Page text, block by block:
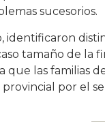
sucesorios.
tamaño de la
que las familias
por el